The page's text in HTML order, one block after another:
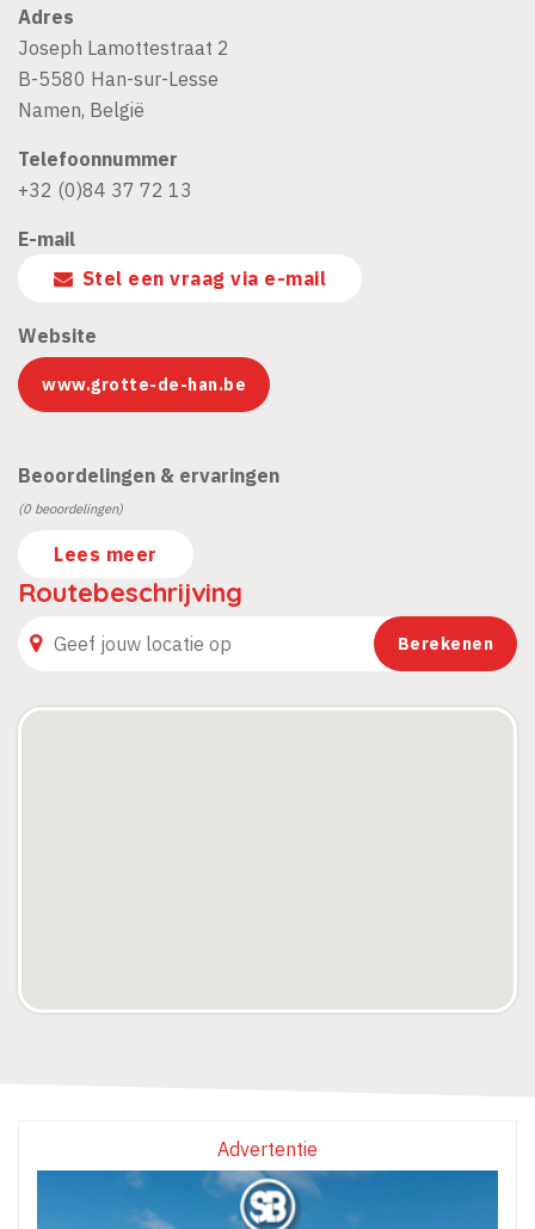
Adres
Joseph Lamottestraat 2
B-5580 Han-sur-Lesse
Namen, België
Telefoonnummer
+32 (0)84 37 72 13
E-mail
Stel een vraag via e-mail
Website
www.grotte-de-han.be
Beoordelingen & ervaringen
(0 beoordelingen)
Lees meer
Routebeschrijving
Advertentie